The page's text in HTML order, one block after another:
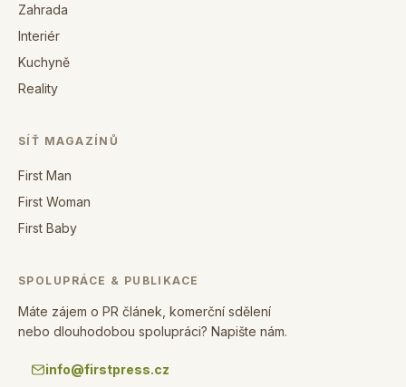
Zahrada
Interiér
Kuchyně
Reality
SÍŤ MAGAZÍNŮ
First Man
First Woman
First Baby
SPOLUPRÁCE & PUBLIKACE
Máte zájem o PR článek, komerční sdělení
nebo dlouhodobou spolupráci? Napište nám.
info@firstpress.cz